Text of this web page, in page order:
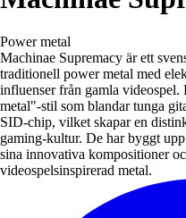
Power metal
Machinae Supremacy är ett
traditionell power metal med
influenser från gamla
metal"-stil som blandar tunga
SID-chip, vilket skapar en
gaming-kultur. De har byggt
sina innovativa kompositioner
videospelsinspirerad metal.